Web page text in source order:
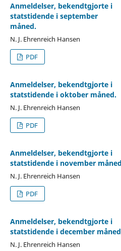
Anmeldelser, bekendtgjorte i
statstidende i september
måned.
N. J. Ehrenreich Hansen
PDF
Anmeldelser, bekendtgjorte i
statstidende i oktober måned.
N. J. Ehrenreich Hansen
PDF
Anmeldelser, bekendtgjorte i
statstidende i november
N. J. Ehrenreich Hansen
PDF
Anmeldelser, bekendtgjorte i
statstidende i december
N. J. Ehrenreich Hansen